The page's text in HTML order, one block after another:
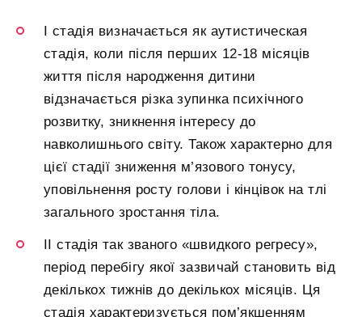
I стадія визначається як аутистическая
стадія, коли після перших 12-18 місяців
життя після народження дитини
відзначається різка зупинка психічного
розвитку, зникнення інтересу до
навколишнього світу. Також характерно для
цієї стадії зниження м’язового тонусу,
уповільнення росту голови і кінцівок на тлі
загального зростання тіла.
II стадія так званого «швидкого регресу»,
період перебігу якої зазвичай становить від
декількох тижнів до декількох місяців. Ця
стадія характеризується пом’якшенням